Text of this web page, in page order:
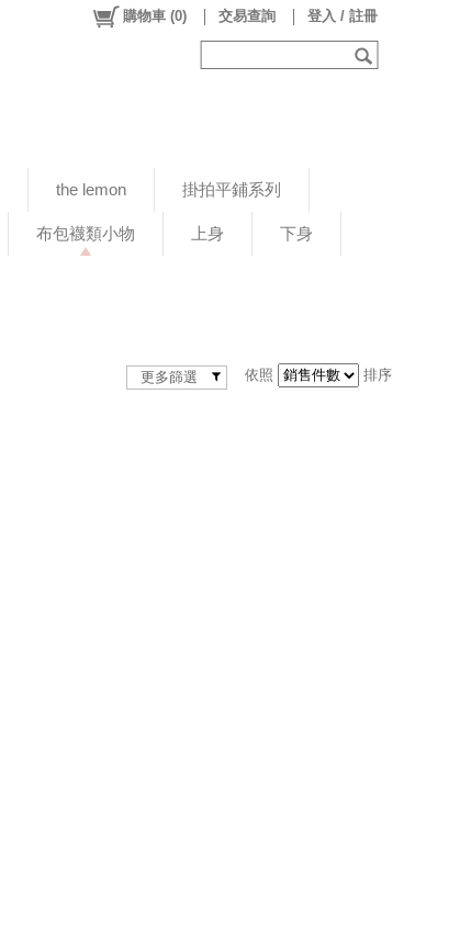
the lemon 掛拍平鋪系列
布包襪類小物 上身 下身
購物車 (0) 交易查詢 登入 / 註冊
更多篩選 依照 排序